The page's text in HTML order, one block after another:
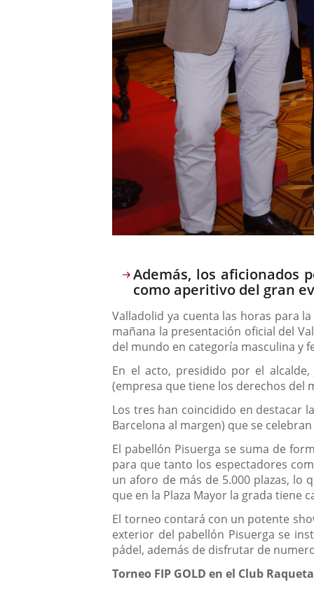
Descripción
Además, los aficionados
como aperitivo del gran
Valladolid ya cuenta las horas para
mañana la presentación oficial del
del mundo en categoría masculina y
En el acto, presidido por el
(empresa que tiene los derechos del
Los tres han coincidido en destacar
Barcelona al margen) que se
El pabellón Pisuerga se suma de
para que tanto los espectadores
un aforo de más de 5.000 plazas,
que en la Plaza Mayor la grada tiene
El torneo contará con un potente
exterior del pabellón Pisuerga se
pádel, además de disfrutar de
Torneo FIP GOLD en el Club Raqueta